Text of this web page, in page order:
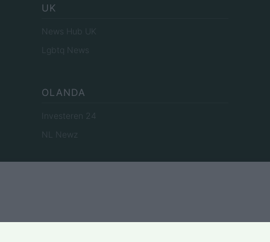
UK
News Hub UK
Lgbtq News
OLANDA
Investeren 24
NL Newz